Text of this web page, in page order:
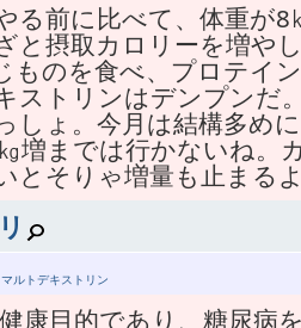
る前に比べて、体重が
と摂取カロリーを増や
ものを食べ、プロテイ
ストリンはデンプンだ
しょ。今月は結構多め
増までは行かないね。
とそりゃ増量も止まる
マルトデキストリン
康目的であり、糖尿病